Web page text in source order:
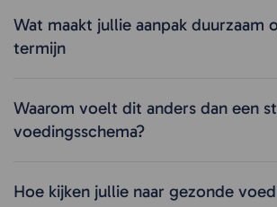
Wat maakt jullie aanpak duurzaam
termijn
Waarom voelt dit anders dan een
voedingsschema?
Hoe kijken jullie naar gezonde